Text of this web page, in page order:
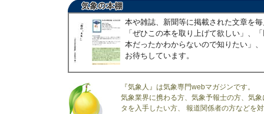
本や雑誌、新聞等に掲載された文章を
「ぜひこの本を取り上げて欲しい」、
本だったかわからないので知りたい」
お待ちしています。
『気象人』は気象専門webマガジンです。
気象業界に携わる方、気象予報士の方、気
タを入手したい方、 報道関係者の方などを